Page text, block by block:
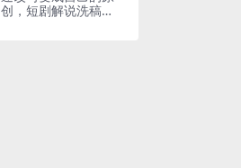
创，短剧解说洗稿教